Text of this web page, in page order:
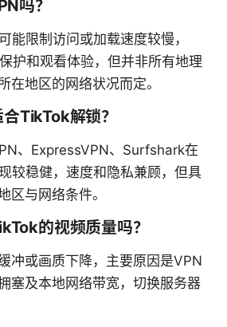
吗？
能限制访问或加载速度较慢，
护和观看体验，但并非所有地理
在地区的网络状况而定。
TikTok解锁？
、ExpressVPN、Surfshark在
较稳健，速度和隐私兼顾，但具
区与网络条件。
的视频质量吗？
冲或画质下降，主要原因是VPN
塞及本地网络带宽，切换服务器